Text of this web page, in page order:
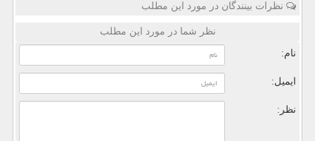
نظرات بینندگان در مورد این مطلب
نظر شما در مورد این مطلب
نام:
ایمیل:
نظر: